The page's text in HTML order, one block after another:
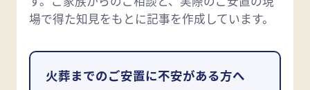
場で得た知見をもとに記事を作成しています。
火葬までのご安置に不安がある方へ